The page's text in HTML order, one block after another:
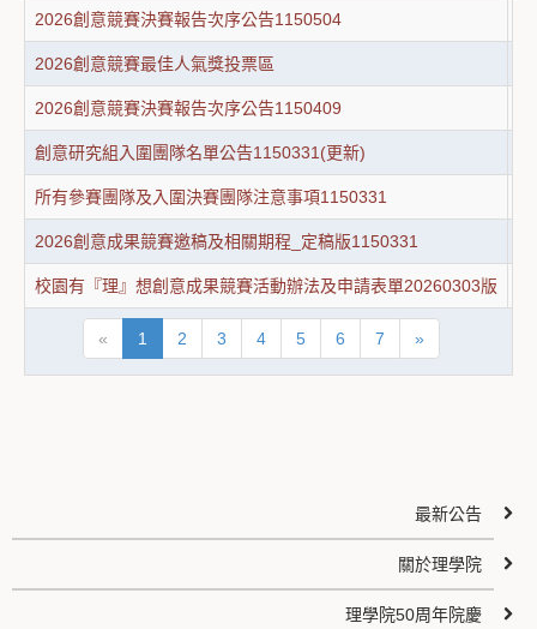
2026創意競賽決賽報告次序公告1150504
2026創意競賽最佳人氣獎投票區
2026創意競賽決賽報告次序公告1150409
創意研究組入圍團隊名單公告1150331(更新)
所有參賽團隊及入圍決賽團隊注意事項1150331
2026創意成果競賽邀稿及相關期程_定稿版1150331
校園有『理』想創意成果競賽活動辦法及申請表單20260303版
« 1 2 3 4 5 6 7 »
最新公告
關於理學院
理學院50周年院慶